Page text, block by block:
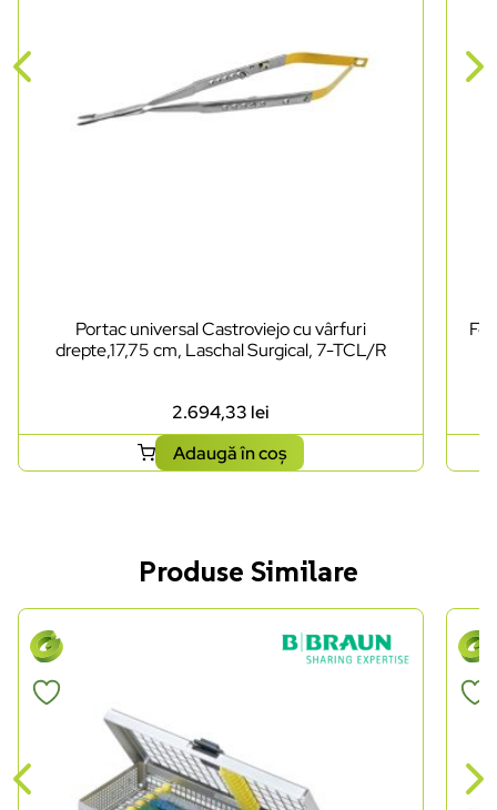
Portac universal Castroviejo cu vârfuri
drepte,17,75 cm, Laschal Surgical, 7-TCL/R
2.694,33 lei
Adaugă în coș
Produse Similare